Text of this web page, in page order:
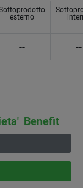
esterno
-- --
Benefit